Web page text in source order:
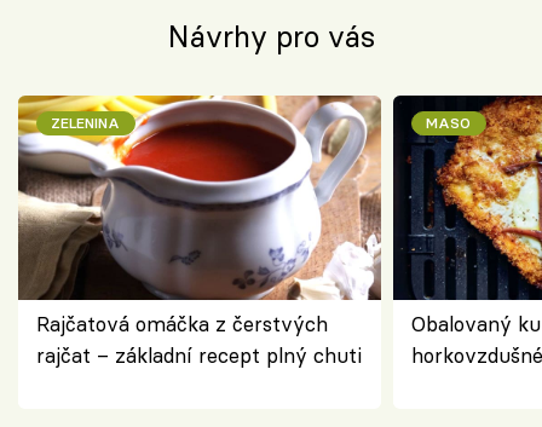
Návrhy pro vás
ZELENINA
Rajčatová omáčka z čerstvých
rajčat – základní recept plný chuti
MASO
Obalovaný